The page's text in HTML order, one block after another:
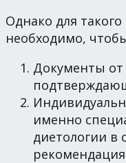
Однако для
необходимо,
Документы от
именно
диетологии в